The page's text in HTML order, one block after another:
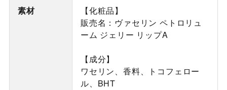
素材
【化粧品】
販売名：ヴァセリン ペトロリュ
ーム ジェリー リップA
【成分】
ワセリン、香料、トコフェロー
ル、BHT